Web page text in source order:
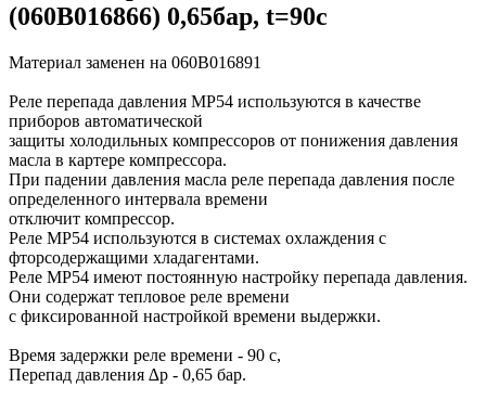
(060B016866) 0,65бар, t=90c
Материал заменен на 060B016891
Реле перепада давления МР54 используются в качестве
приборов автоматической
защиты холодильных компрессоров от понижения давления
масла в картере компрессора.
При падении давления масла реле перепада давления после
определенного интервала времени
отключит компрессор.
Реле МР54 используются в системах охлаждения с
фторсодержащими хладагентами.
Реле МР54 имеют постоянную настройку перепада давления.
Они содержат тепловое реле времени
с фиксированной настройкой времени выдержки.
Время задержки реле времени - 90 с,
Перепад давления ∆р - 0,65 бар.